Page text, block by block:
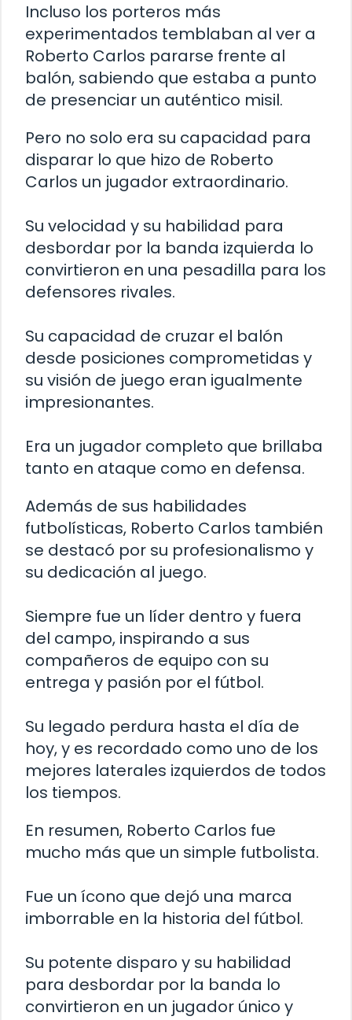
Incluso los porteros más
experimentados temblaban al ver a
Roberto Carlos pararse frente al
balón, sabiendo que estaba a punto
de presenciar un auténtico misil.
Pero no solo era su capacidad para
disparar lo que hizo de Roberto
Carlos un jugador extraordinario.
Su velocidad y su habilidad para
desbordar por la banda izquierda lo
convirtieron en una pesadilla para los
defensores rivales.
Su capacidad de cruzar el balón
desde posiciones comprometidas y
su visión de juego eran igualmente
impresionantes.
Era un jugador completo que brillaba
tanto en ataque como en defensa.
Además de sus habilidades
futbolísticas, Roberto Carlos también
se destacó por su profesionalismo y
su dedicación al juego.
Siempre fue un líder dentro y fuera
del campo, inspirando a sus
compañeros de equipo con su
entrega y pasión por el fútbol.
Su legado perdura hasta el día de
hoy, y es recordado como uno de los
mejores laterales izquierdos de todos
los tiempos.
En resumen, Roberto Carlos fue
mucho más que un simple futbolista.
Fue un ícono que dejó una marca
imborrable en la historia del fútbol.
Su potente disparo y su habilidad
para desbordar por la banda lo
convirtieron en un jugador único y